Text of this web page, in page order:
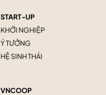
START-UP
KHỞI NGHIỆP
Ý TƯỞNG
HỆ SINH THÁI
VNCOOP